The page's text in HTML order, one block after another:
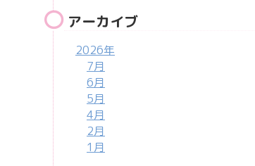
アーカイブ
2026年
7月
6月
5月
4月
2月
1月